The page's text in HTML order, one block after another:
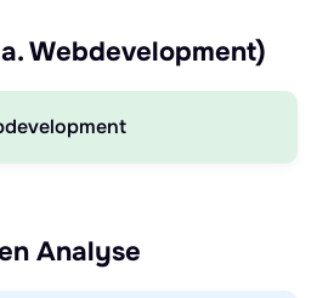
Webdevelopment)
Analyse